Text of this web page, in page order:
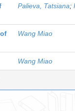
Palieva, Tatsiana;
Wang Miao
Wang Miao